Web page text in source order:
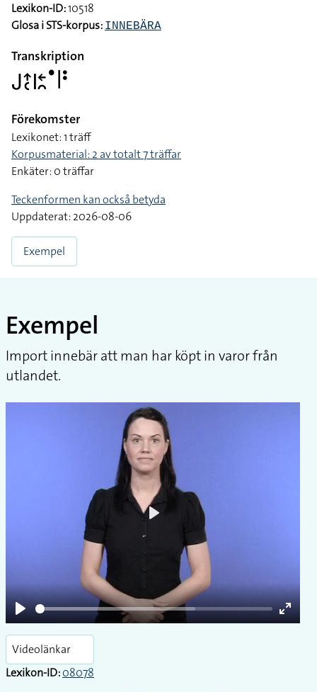
Lexikon-ID:10518
Glosa i STS-korpus: INNEBÄRA
Transkription
􌤢􌤴􌥗􌤱􌥓􌥘􌤟􌥼􌥻
Förekomster
Lexikonet: 1 träff
Korpusmaterial: 2 av totalt 7 träffar
Enkäter: 0 träffar
Teckenformen kan också betyda
Uppdaterat: 2026-08-06
Exempel
Exempel
Import innebär att man har köpt in varor från
utlandet.
Play
Enter
Videolänkar
Lexikon-ID:08078